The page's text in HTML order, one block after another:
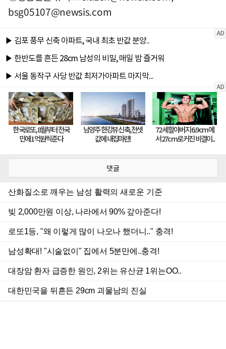
bsg05107@newsis.com
댓글